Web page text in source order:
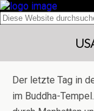
Der letzte Tag in
im Buddha-